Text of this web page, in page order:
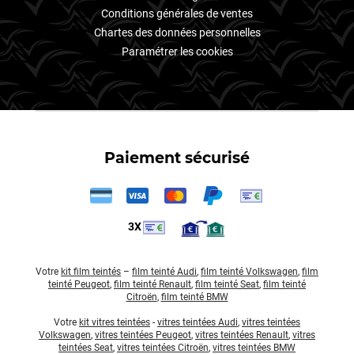
Conditions générales de ventes
Chartes des données personnelles
Paramétrer les cookies
Paiement sécurisé
3X
Votre kit film teintés – film teinté Audi, film teinté Volkswagen, film
teinté Peugeot, film teinté Renault, film teinté Seat, film teinté
Citroën, film teinté BMW
Votre kit vitres teintées - vitres teintées Audi, vitres teintées
Volkswagen, vitres teintées Peugeot, vitres teintées Renault, vitres
teintées Seat, vitres teintées Citroën, vitres teintées BMW